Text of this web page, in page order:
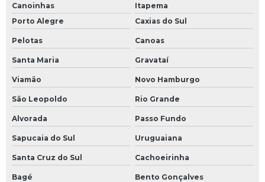
Canoinhas
Itapema
Porto Alegre
Caxias do Sul
Pelotas Canoas
Santa Maria Gravataí
Viamão Novo Hamburgo
São Leopoldo Rio Grande
Alvorada Passo Fundo
Sapucaia do Sul Uruguaiana
Santa Cruz do Sul Cachoeirinha
Bagé Bento Gonçalves